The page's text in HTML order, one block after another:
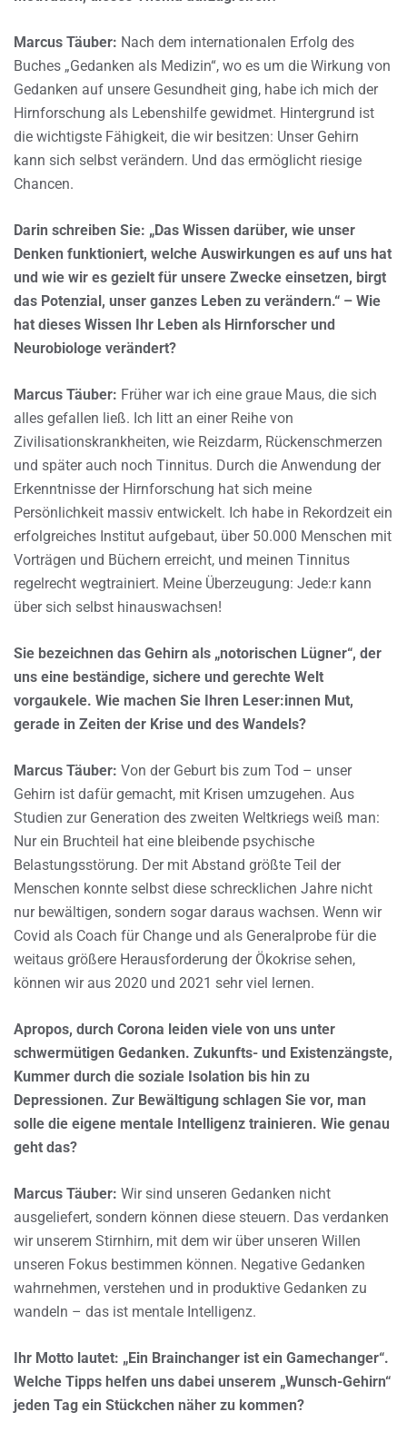
Marcus Täuber: Nach dem internationalen Erfolg des
Buches „Gedanken als Medizin“, wo es um die Wirkung von
Gedanken auf unsere Gesundheit ging, habe ich mich der
Hirnforschung als Lebenshilfe gewidmet. Hintergrund ist
die wichtigste Fähigkeit, die wir besitzen: Unser Gehirn
kann sich selbst verändern. Und das ermöglicht riesige
Chancen.
Darin schreiben Sie: „Das Wissen darüber, wie unser
Denken funktioniert, welche Auswirkungen es auf uns hat
und wie wir es gezielt für unsere Zwecke einsetzen, birgt
das Potenzial, unser ganzes Leben zu verändern.“ – Wie
hat dieses Wissen Ihr Leben als Hirnforscher und
Neurobiologe verändert?
Marcus Täuber: Früher war ich eine graue Maus, die sich
alles gefallen ließ. Ich litt an einer Reihe von
Zivilisationskrankheiten, wie Reizdarm, Rückenschmerzen
und später auch noch Tinnitus. Durch die Anwendung der
Erkenntnisse der Hirnforschung hat sich meine
Persönlichkeit massiv entwickelt. Ich habe in Rekordzeit ein
erfolgreiches Institut aufgebaut, über 50.000 Menschen mit
Vorträgen und Büchern erreicht, und meinen Tinnitus
regelrecht wegtrainiert. Meine Überzeugung: Jede:r kann
über sich selbst hinauswachsen!
Sie bezeichnen das Gehirn als „notorischen Lügner“, der
uns eine beständige, sichere und gerechte Welt
vorgaukele. Wie machen Sie Ihren Leser:innen Mut,
gerade in Zeiten der Krise und des Wandels?
Marcus Täuber: Von der Geburt bis zum Tod – unser
Gehirn ist dafür gemacht, mit Krisen umzugehen. Aus
Studien zur Generation des zweiten Weltkriegs weiß man:
Nur ein Bruchteil hat eine bleibende psychische
Belastungsstörung. Der mit Abstand größte Teil der
Menschen konnte selbst diese schrecklichen Jahre nicht
nur bewältigen, sondern sogar daraus wachsen. Wenn wir
Covid als Coach für Change und als Generalprobe für die
weitaus größere Herausforderung der Ökokrise sehen,
können wir aus 2020 und 2021 sehr viel lernen.
Apropos, durch Corona leiden viele von uns unter
schwermütigen Gedanken. Zukunfts- und Existenzängste,
Kummer durch die soziale Isolation bis hin zu
Depressionen. Zur Bewältigung schlagen Sie vor, man
solle die eigene mentale Intelligenz trainieren. Wie genau
geht das?
Marcus Täuber: Wir sind unseren Gedanken nicht
ausgeliefert, sondern können diese steuern. Das verdanken
wir unserem Stirnhirn, mit dem wir über unseren Willen
unseren Fokus bestimmen können. Negative Gedanken
wahrnehmen, verstehen und in produktive Gedanken zu
wandeln – das ist mentale Intelligenz.
Ihr Motto lautet: „Ein Brainchanger ist ein Gamechanger“.
Welche Tipps helfen uns dabei unserem „Wunsch-Gehirn“
jeden Tag ein Stückchen näher zu kommen?